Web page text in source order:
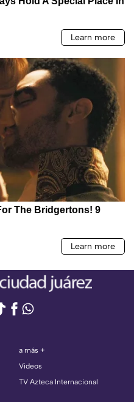
a más +
Videos
TV Azteca Internacional